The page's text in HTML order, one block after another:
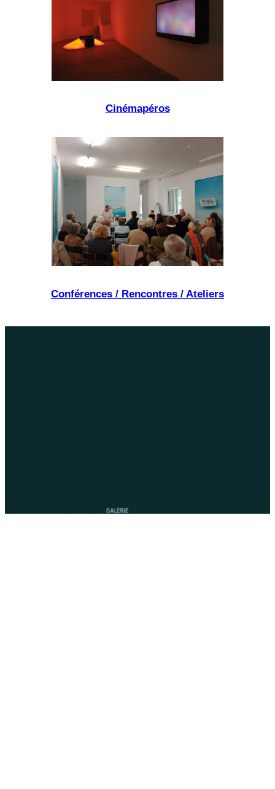
Cinémapéros
Conférences / Rencontres / Ateliers